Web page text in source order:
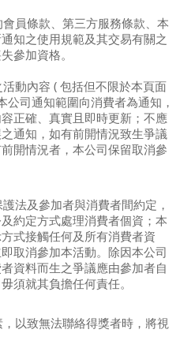
員條款、第三方服務條款、本
知之使用規範及其交易有關之
參加資格。
動內容 ( 包括但不限於本頁面
公司通知範圍向消費者為通知，
正確、真實且即時更新；不應
通知，如有前開情況致生爭議
開情況者，本公司保留取消參
法及參加者與消費者間約定，
約定方式處理消費者個資；本
式接觸任何及所有消費者資
取消參加本活動。除因本公司
資料而生之爭議應由參加者自
須就其負擔任何責任。
以致無法聯絡得獎者時，將視